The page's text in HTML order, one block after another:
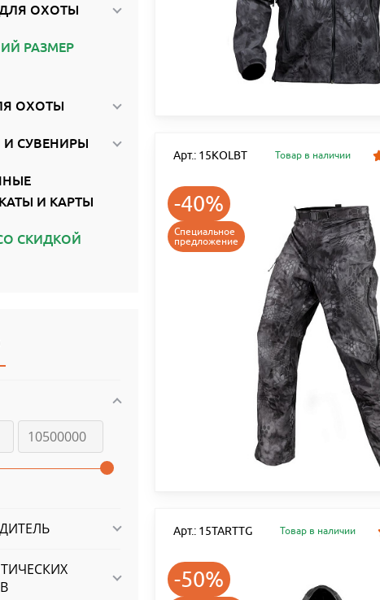
ОХОТЫ
РАЗМЕР
ОХОТЫ
СУВЕНИРЫ
И КАРТЫ
СКИДКОЙ
Арт.: 15KOLBT Товар в наличии
-40%
Специальное
предложение
Арт.: 15TARTTG Товар в наличии
-50%